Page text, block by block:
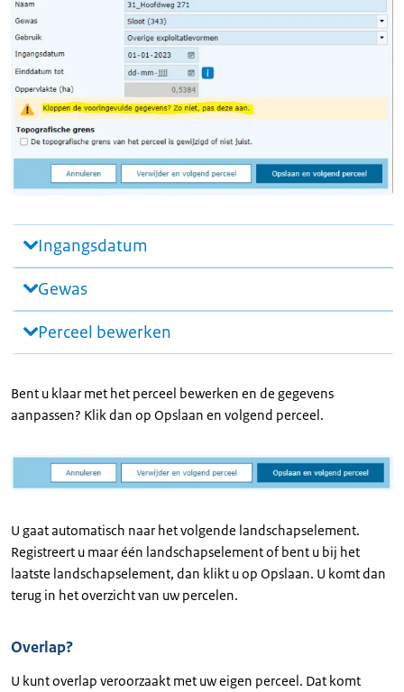
Ingangsdatum
Gewas
Perceel bewerken
Bent u klaar met het perceel bewerken en de gegevens
aanpassen? Klik dan op Opslaan en volgend perceel.
U gaat automatisch naar het volgende landschapselement.
Registreert u maar één landschapselement of bent u bij het
laatste landschapselement, dan klikt u op Opslaan. U komt dan
terug in het overzicht van uw percelen.
Overlap?
U kunt overlap veroorzaakt met uw eigen perceel. Dat komt